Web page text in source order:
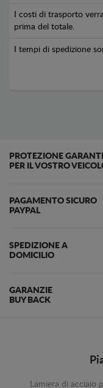
I costi di trasporto
prima del totale.
I tempi di spedizione
PROTEZIONE
PER IL VOSTRO
PAGAMENTO SICURO
PAYPAL
SPEDIZIONE A
DOMICILIO
GARANZIE
BUY BACK
Lamiera di acciaio